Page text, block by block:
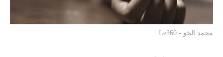
محمد الخو - Le360